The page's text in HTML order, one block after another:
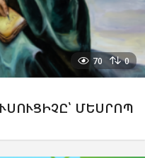
70 0
ՄԵՍՐՈՊ